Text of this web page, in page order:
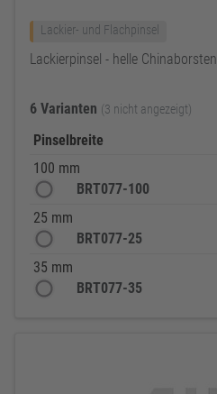
Lackier- und Flachpinsel
Lackierpinsel - helle Chinaborsten
6 Varianten (3 nicht angezeigt)
Pinselbreite
100 mm
BRT077-100
25 mm
BRT077-25
35 mm
BRT077-35